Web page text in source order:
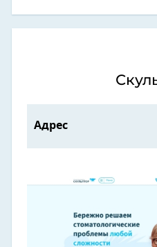
Адрес